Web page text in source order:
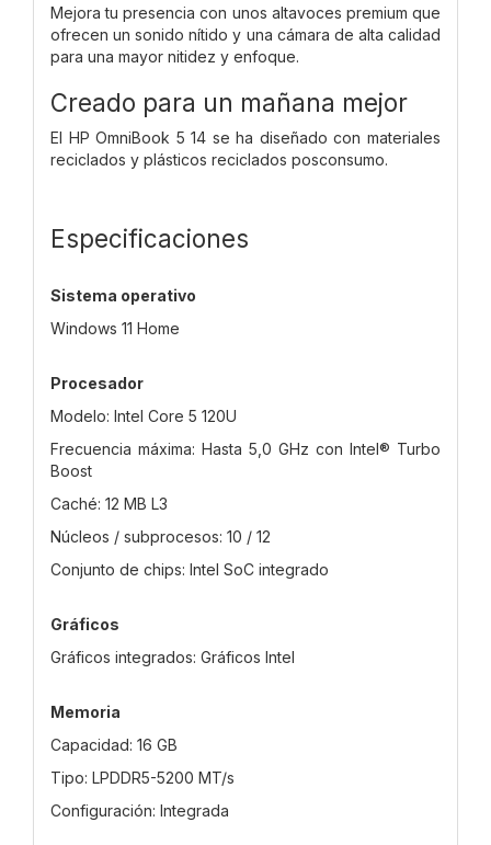
Mejora tu presencia con unos altavoces premium que
ofrecen un sonido nítido y una cámara de alta calidad
para una mayor nitidez y enfoque.
Creado para un mañana mejor
El HP OmniBook 5 14 se ha diseñado con materiales
reciclados y plásticos reciclados posconsumo.
Especificaciones
Sistema operativo
Windows 11 Home
Procesador
Modelo: Intel Core 5 120U
Frecuencia máxima: Hasta 5,0 GHz con Intel® Turbo
Boost
Caché: 12 MB L3
Núcleos / subprocesos: 10 / 12
Conjunto de chips: Intel SoC integrado
Gráficos
Gráficos integrados: Gráficos Intel
Memoria
Capacidad: 16 GB
Tipo: LPDDR5-5200 MT/s
Configuración: Integrada